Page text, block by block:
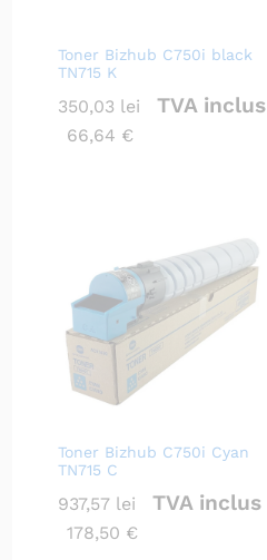
Toner Bizhub C750i black
TN715 K
350,03 lei TVA inclus
66,64 €
Toner Bizhub C750i Cyan
TN715 C
937,57 lei TVA inclus
178,50 €